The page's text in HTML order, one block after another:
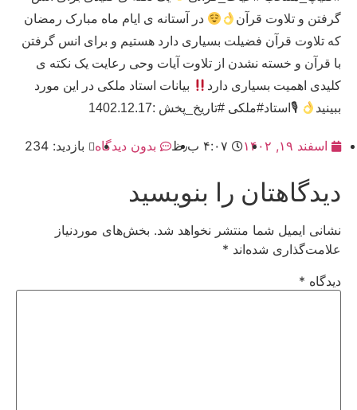
گرفتن و تلاوت قرآن
در آستانه ی ایام ماه مبارک رمضان
که تلاوت قرآن فضیلت بسیاری دارد هستیم و برای انس گرفتن
با قرآن و خسته نشدن از تلاوت آیات وحی رعایت یک نکته ی
کلیدی اهمیت بسیاری دارد
بیانات استاد ملکی در این مورد
ببینید
🎙استاد#ملکی #تاریخ_پخش :1402.12.17
اسفند ۱۹, ۱۴۰۲ ۴:۰۷ ب٫ظ بدون دیدگاه بازدید: 234
دیدگاهتان را بنویسید
نشانی ایمیل شما منتشر نخواهد شد. بخش‌های موردنیاز
علامت‌گذاری شده‌اند *
دیدگاه *